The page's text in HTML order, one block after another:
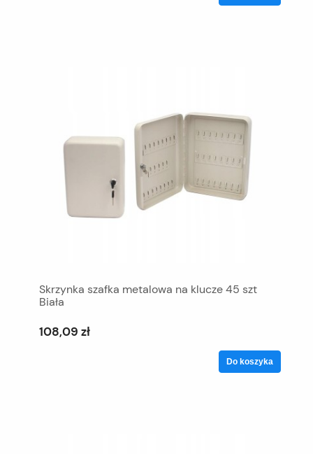
Skrzynka szafka metalowa na klucze 45 szt
Biała
108,09 zł
Do koszyka